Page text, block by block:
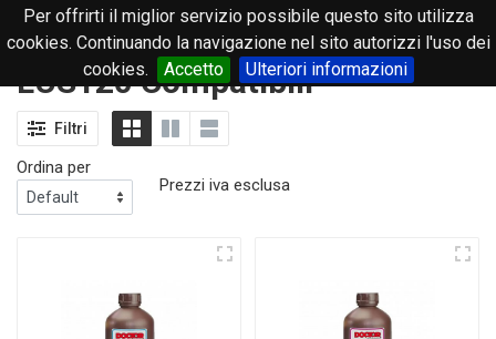
Per offrirti il miglior servizio possibile questo sito utilizza
cookies. Continuando la navigazione nel sito autorizzi l'uso dei
cookies.
Accetto Ulteriori informazioni
0
LUS120 Compatibili
Filtri
Ordina per
Prezzi iva esclusa